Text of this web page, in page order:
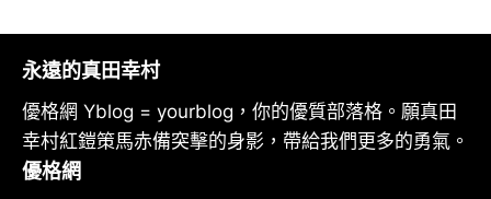
永遠的真田幸村
優格網 Yblog = yourblog，你的優質部落格。願真田
幸村紅鎧策馬赤備突擊的身影，帶給我們更多的勇氣。
優格網